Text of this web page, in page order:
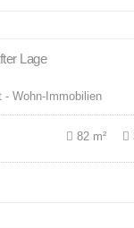
Lage
Wohn-Immobilien
82 m²